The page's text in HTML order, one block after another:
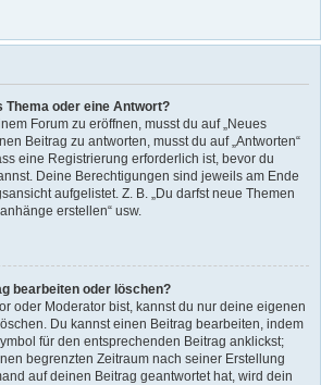
Thema oder eine Antwort?
Forum zu eröffnen, musst du auf „Neues
Beitrag zu antworten, musst du auf „Antworten“
eine Registrierung erforderlich ist, bevor du
Deine Berechtigungen sind jeweils am Ende
aufgelistet. Z. B. „Du darfst neue Themen
erstellen“ usw.
bearbeiten oder löschen?
oder Moderator bist, kannst du nur deine eigenen
Du kannst einen Beitrag bearbeiten, indem
für den entsprechenden Beitrag anklickst;
begrenzten Zeitraum nach seiner Erstellung
auf deinen Beitrag geantwortet hat, wird dein